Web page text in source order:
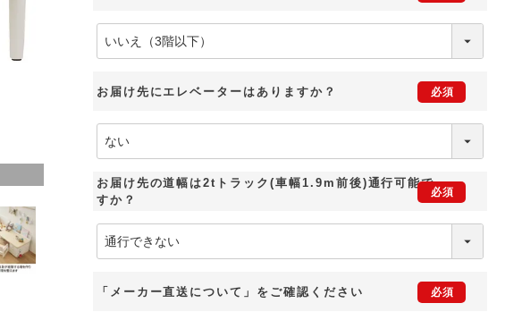
お届け先にエレベーターはありますか？
お届け先の道幅は2tトラック(車幅1.9m前後)通行可能で
すか？
「メーカー直送について」をご確認ください